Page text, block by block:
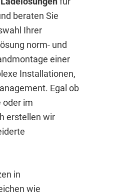
beraten Sie
Ihrer
norm- und
einer
Installationen,
Egal ob
oder im
erstellen wir
in
wie